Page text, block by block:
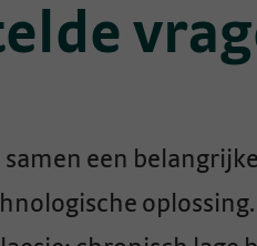
een